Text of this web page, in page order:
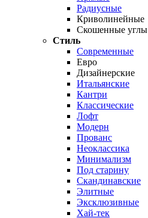
Радиусные
Криволинейные
Скошенные углы
Стиль
Современные
Евро
Дизайнерские
Итальянские
Кантри
Классические
Лофт
Модерн
Прованс
Неоклассика
Минимализм
Под старину
Скандинавские
Элитные
Эксклюзивные
Хай-тек